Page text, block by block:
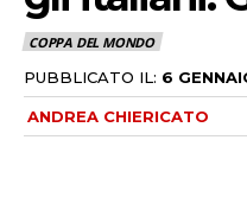
COPPA DEL MONDO
PUBBLICATO IL: 6
ANDREA CHIERICATO